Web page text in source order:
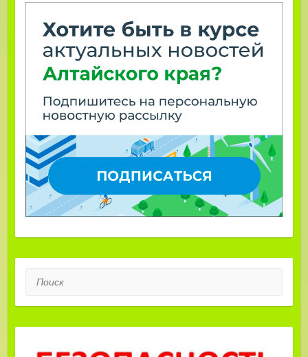
Поиск